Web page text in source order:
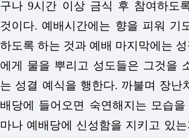
구나 9시간 이상 금식 후 참여하도
것이다. 예배시간에는 향을 피워 기
하도록 하는 것과 예배 마지막에는
에게 물을 뿌리고 성도들은 그것을
는 성결 예식을 행한다. 까불며 장난
배당에 들어오면 숙연해지는 모습
마나 예배당에 신성함을 지키고 있